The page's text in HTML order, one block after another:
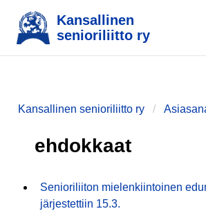
Kansallinen
senioriliitto ry
Kansallinen senioriliitto ry
ehdokkaat
Senioriliiton mielenkiintoinen
järjestettiin 15.3.